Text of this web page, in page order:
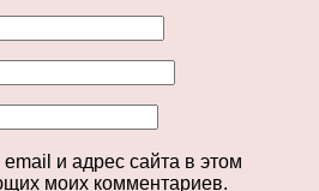
и адрес сайта в этом
моих комментариев.